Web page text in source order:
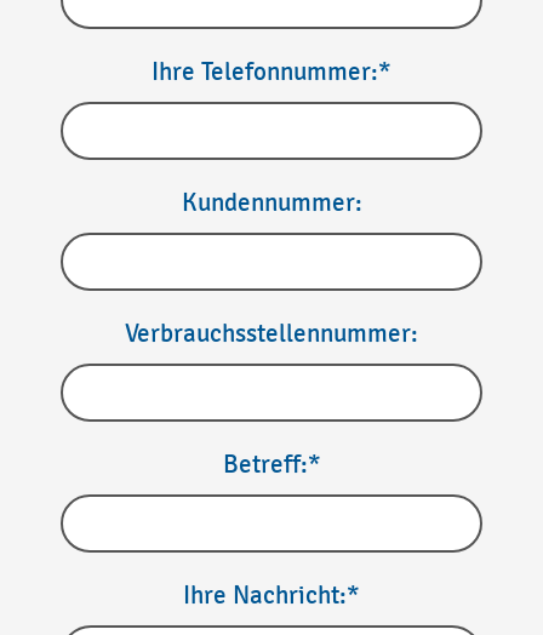
Ihre Telefonnummer:*
Kundennummer:
Verbrauchsstellennummer:
Betreff:*
Ihre Nachricht:*